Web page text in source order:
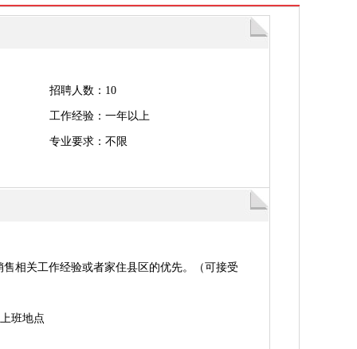
招聘人数：10
工作经验：一年以上
专业要求：不限
相关工作经验或者家住县区的优先。（可接受
班地点